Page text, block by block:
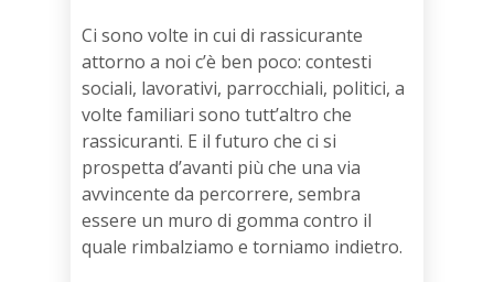
Ci sono volte in cui di rassicurante
attorno a noi c’è ben poco: contesti
sociali, lavorativi, parrocchiali, politici, a
volte familiari sono tutt’altro che
rassicuranti. E il futuro che ci si
prospetta d’avanti più che una via
avvincente da percorrere, sembra
essere un muro di gomma contro il
quale rimbalziamo e torniamo indietro.